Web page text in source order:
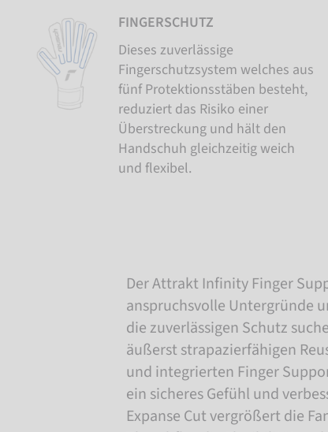
FINGERSCHUTZ
Dieses zuverlässige
Fingerschutzsystem welches aus
fünf Protektionsstäben besteht,
reduziert das Risiko einer
Überstreckung und hält den
Handschuh gleichzeitig weich
und flexibel.
Der Attrakt Infinity Finger
anspruchsvolle Untergründe
die zuverlässigen Schutz
äußerst strapazierfähigen
und integrierten Finger
ein sicheres Gefühl und
Expanse Cut vergrößert die